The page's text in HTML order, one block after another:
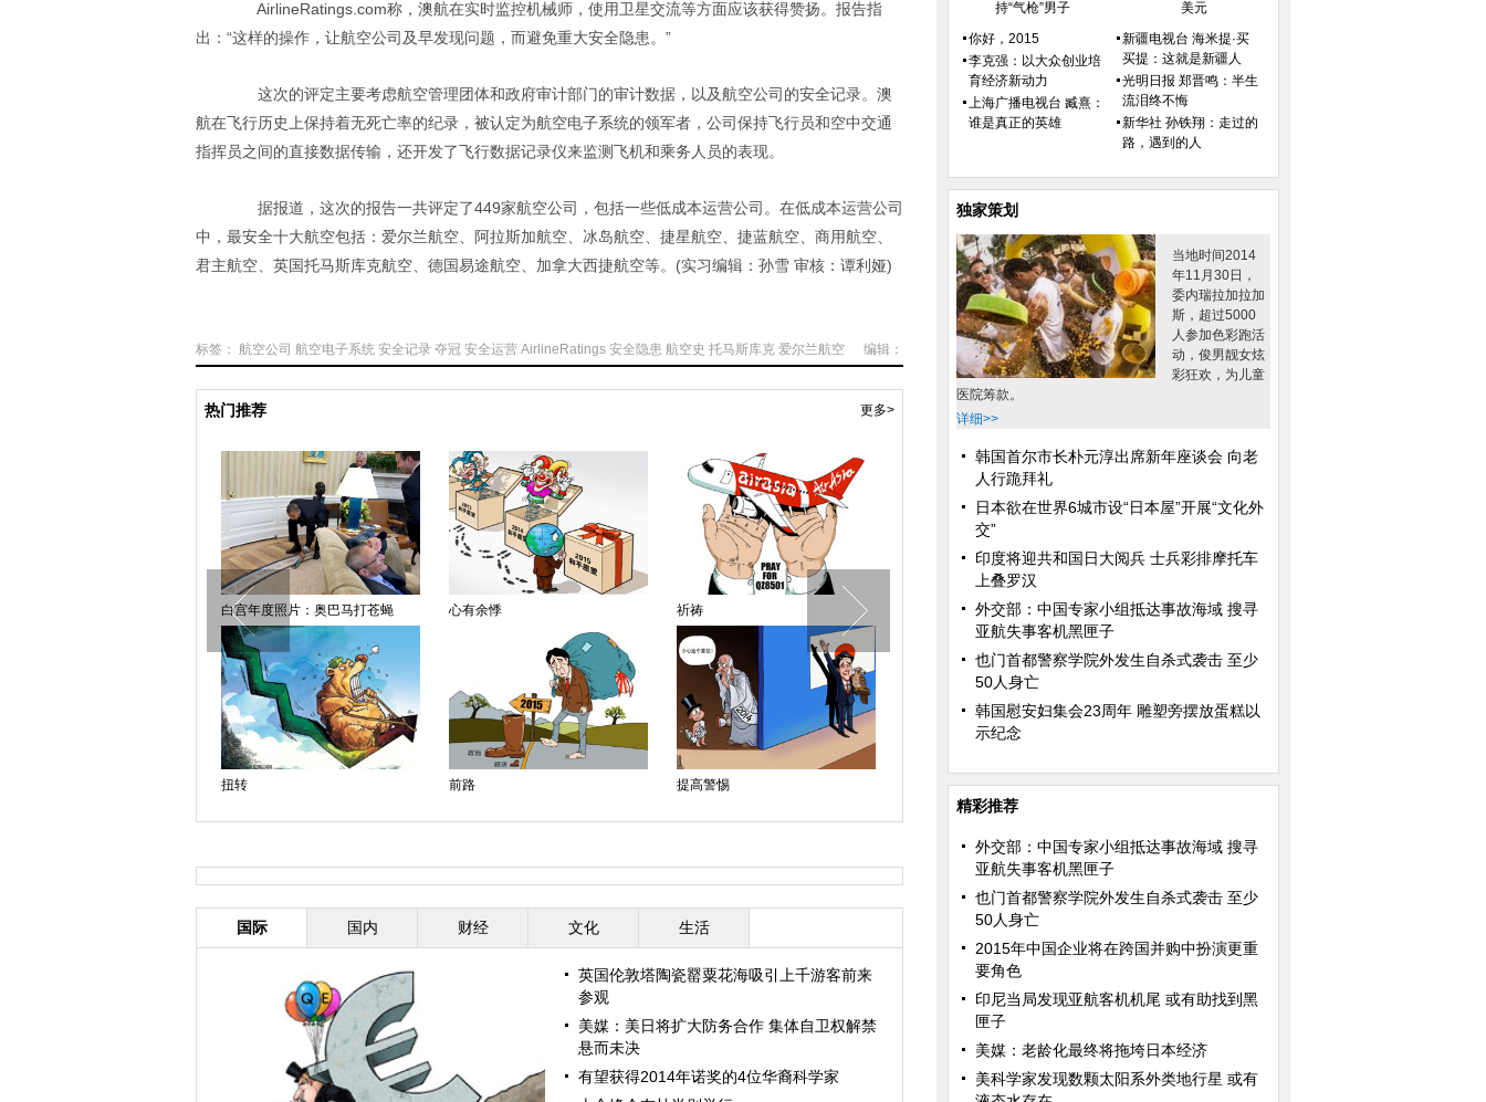
AirlineRatings.com称，澳航在实时监控机械师，使用卫星交流等方面应该获得赞扬。报告指
出：“这样的操作，让航空公司及早发现问题，而避免重大安全隐患。”
这次的评定主要考虑航空管理团体和政府审计部门的审计数据，以及航空公司的安全记录。澳
航在飞行历史上保持着无死亡率的纪录，被认定为航空电子系统的领军者，公司保持飞行员和空中交通
指挥员之间的直接数据传输，还开发了飞行数据记录仪来监测飞机和乘务人员的表现。
据报道，这次的报告一共评定了449家航空公司，包括一些低成本运营公司。在低成本运营公司
中，最安全十大航空包括：爱尔兰航空、阿拉斯加航空、冰岛航空、捷星航空、捷蓝航空、商用航空、
君主航空、英国托马斯库克航空、德国易途航空、加拿大西捷航空等。(实习编辑：孙雪 审核：谭利娅)
编辑：
标签： 航空公司 航空电子系统 安全记录 夺冠 安全运营 AirlineRatings 安全隐患 航空史 托马斯库克 爱尔兰航空
热门推荐 更多>
白宫年度照片：奥巴马打苍蝇 心有余悸 祈祷
扭转 前路 提高警惕
圣诞老人的烦恼
百变猫咪扮圣诞驯鹿和狮子 蹿红
国际 国内 财经 文化 生活
英国伦敦塔陶瓷罂粟花海吸引上千游客前来
参观
美媒：美日将扩大防务合作 集体自卫权解禁
悬而未决
有望获得2014年诺奖的4位华裔科学家
持“气枪”男子
美元
你好，2015
李克强：以大众创业培
育经济新动力
上海广播电视台 臧熹：
谁是真正的英雄
新疆电视台 海米提·买
买提：这就是新疆人
光明日报 郑晋鸣：半生
流泪终不悔
新华社 孙铁翔：走过的
路，遇到的人
独家策划
当地时间2014
年11月30日，
委内瑞拉加拉加
斯，超过5000
人参加色彩跑活
动，俊男靓女炫
彩狂欢，为儿童
医院筹款。
详细>>
韩国首尔市长朴元淳出席新年座谈会 向老
人行跪拜礼
日本欲在世界6城市设“日本屋”开展“文化外
交”
印度将迎共和国日大阅兵 士兵彩排摩托车
上叠罗汉
外交部：中国专家小组抵达事故海域 搜寻
亚航失事客机黑匣子
也门首都警察学院外发生自杀式袭击 至少
50人身亡
韩国慰安妇集会23周年 雕塑旁摆放蛋糕以
示纪念
精彩推荐
外交部：中国专家小组抵达事故海域 搜寻
亚航失事客机黑匣子
也门首都警察学院外发生自杀式袭击 至少
50人身亡
2015年中国企业将在跨国并购中扮演更重
要角色
印尼当局发现亚航客机机尾 或有助找到黑
匣子
美媒：老龄化最终将拖垮日本经济
美科学家发现数颗太阳系外类地行星 或有